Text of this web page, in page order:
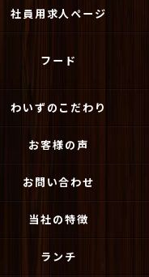
社員用求人ページ
フード
わいずのこだわり
お客様の声
お問い合わせ
当社の特徴
ランチ